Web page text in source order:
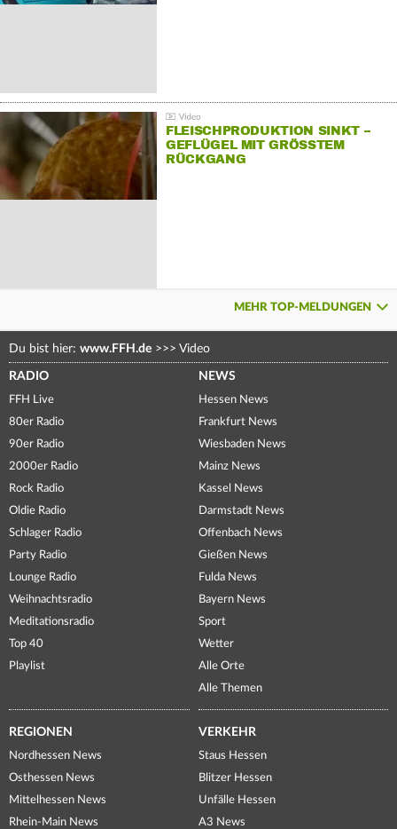
FLEISCHPRODUKTION SINKT –
GEFLÜGEL MIT GRÖSSTEM R
ÜCKGANG
MEHR TOP-MELDUNGEN
Du bist hier: www.FFH.de >>> Video
RADIO
FFH Live
80er Radio
90er Radio
2000er Radio
Rock Radio
Oldie Radio
Schlager Radio
Party Radio
Lounge Radio
Weihnachtsradio
Meditationsradio
Top 40
Playlist
NEWS
Hessen News
Frankfurt News
Wiesbaden News
Mainz News
Kassel News
Darmstadt News
Offenbach News
Gießen News
Fulda News
Bayern News
Sport
Wetter
Alle Orte
Alle Themen
REGIONEN
Nordhessen News
Osthessen News
Mittelhessen News
Rhein-Main News
VERKEHR
Staus Hessen
Blitzer Hessen
Unfälle Hessen
A3 News